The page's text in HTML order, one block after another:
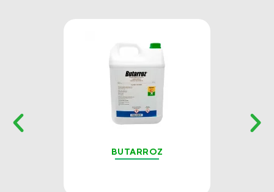
BUTARROZ